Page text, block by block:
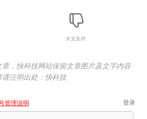
水文反对
，快科技网站保留文章图片及文字内容
注明出处：快科技
管理说明 登录